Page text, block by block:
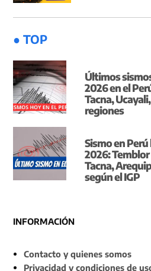
● TOP
Últimos
2026 en el
Tacna,
regiones
Sismo en
2026:
Tacna,
según el IGP
INFORMACIÓN
Contacto y quienes somos
Privacidad y condiciones de